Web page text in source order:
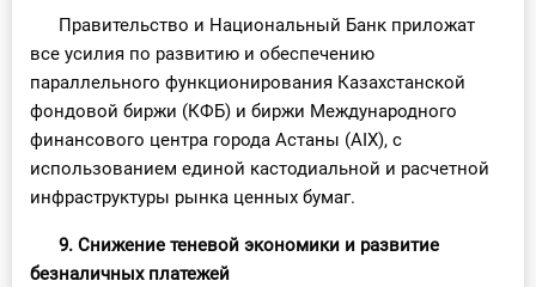
Правительство и Национальный Банк приложат
все усилия по развитию и обеспечению
параллельного функционирования Казахстанской
фондовой биржи (КФБ) и биржи Международного
финансового центра города Астаны (AIX), с
использованием единой кастодиальной и расчетной
инфраструктуры рынка ценных бумаг.
9. Снижение теневой экономики и развитие
безналичных платежей